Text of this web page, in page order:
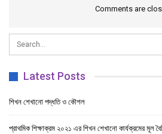
Comments are
Latest Posts
শিখন শেখানো পদ্ধতি ও কৌশল
প্রাথমিক শিক্ষাক্রম ২০২১ এর শিখন শেখানো কার্যক্রমের মূল